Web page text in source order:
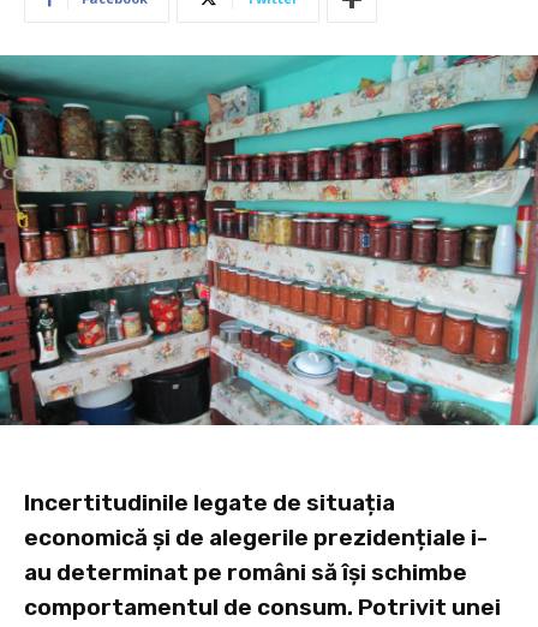
Incertitudinile legate de situația
economică și de alegerile prezidențiale i-
au determinat pe români să își schimbe
comportamentul de consum. Potrivit unei